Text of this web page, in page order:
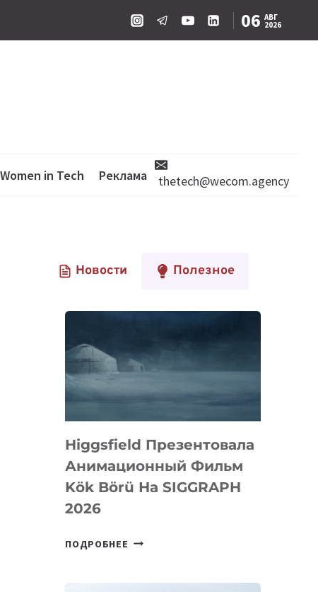
06 АВГ
2026
Women in Tech Реклама thetech@wecom.agency
Новости Полезное
Higgsfield Презентовала
Анимационный Фильм
Kök Börü На SIGGRAPH
2026
ПОДРОБНЕЕ HIGGSFIELD